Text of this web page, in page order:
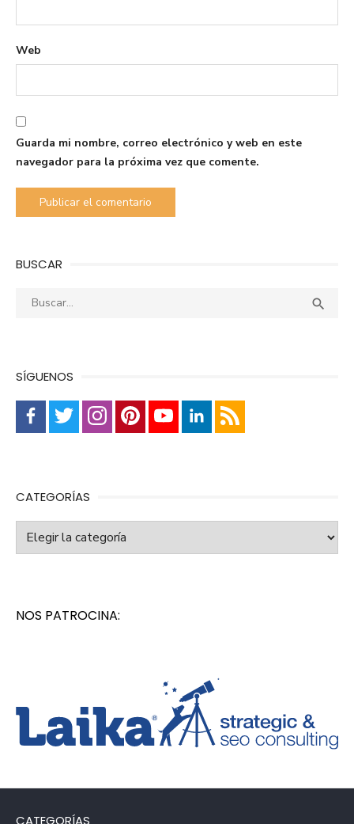
Web
Guarda mi nombre, correo electrónico y web en este
navegador para la próxima vez que comente.
BUSCAR
Buscar: 
SÍGUENOS
CATEGORÍAS
Categorías
NOS PATROCINA:
CATEGORÍAS